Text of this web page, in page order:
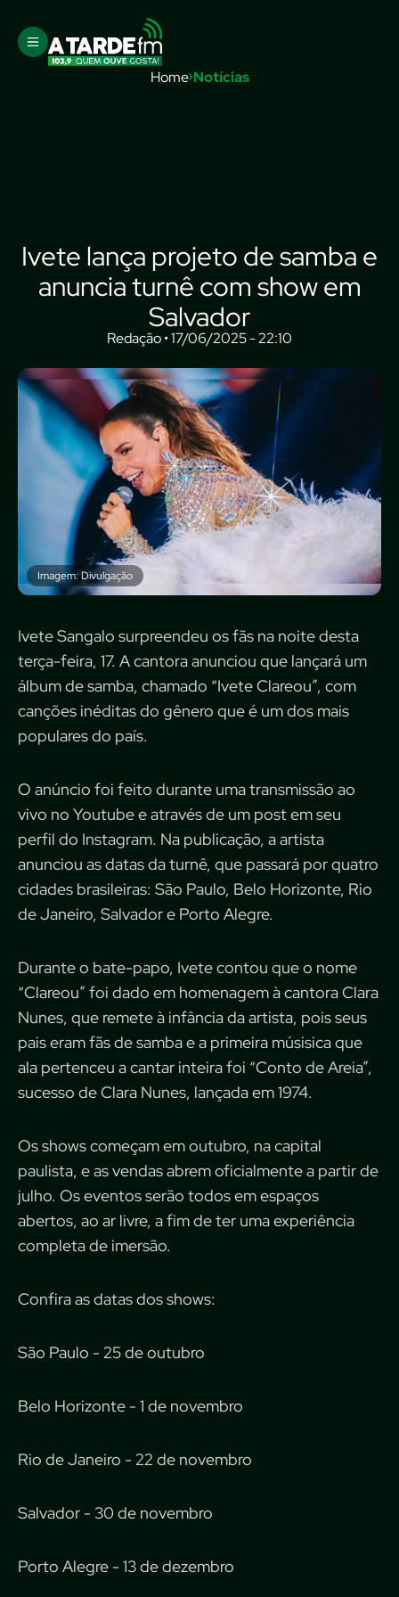
Home Notícias
Ivete lança projeto de samba e
anuncia turnê com show em
Salvador
Redação • 17/06/2025 - 22:10
Imagem: Divulgação
Ivete Sangalo surpreendeu os fãs na noite desta
terça-feira, 17. A cantora anunciou que lançará um
álbum de samba, chamado “Ivete Clareou”, com
canções inéditas do gênero que é um dos mais
populares do país.
O anúncio foi feito durante uma transmissão ao
vivo no Youtube e através de um post em seu
perfil do Instagram. Na publicação, a artista
anunciou as datas da turnê, que passará por quatro
cidades brasileiras: São Paulo, Belo Horizonte, Rio
de Janeiro, Salvador e Porto Alegre.
Durante o bate-papo, Ivete contou que o nome
“Clareou” foi dado em homenagem à cantora Clara
Nunes, que remete à infância da artista, pois seus
pais eram fãs de samba e a primeira músisica que
ala pertenceu a cantar inteira foi “Conto de Areia”,
sucesso de Clara Nunes, lançada em 1974.
Os shows começam em outubro, na capital
paulista, e as vendas abrem oficialmente a partir de
julho. Os eventos serão todos em espaços
abertos, ao ar livre, a fim de ter uma experiência
completa de imersão.
Confira as datas dos shows:
São Paulo - 25 de outubro
Belo Horizonte - 1 de novembro
Rio de Janeiro - 22 de novembro
Salvador - 30 de novembro
Porto Alegre - 13 de dezembro